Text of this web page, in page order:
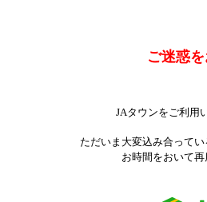
ご迷惑
JAタウンをご利用
ただいま大変込み合って
お時間をおいて